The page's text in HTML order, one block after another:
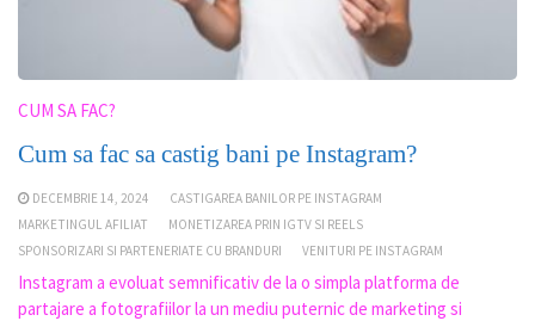
CUM SA FAC?
Cum sa fac sa castig bani pe Instagram?
DECEMBRIE 14, 2024
CASTIGAREA BANILOR PE INSTAGRAM
MARKETINGUL AFILIAT
MONETIZAREA PRIN IGTV SI REELS
SPONSORIZARI SI PARTENERIATE CU BRANDURI
VENITURI PE INSTAGRAM
Instagram a evoluat semnificativ de la o simpla platforma de
partajare a fotografiilor la un mediu puternic de marketing si